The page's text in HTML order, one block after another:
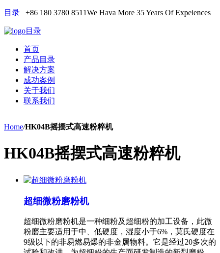
目录 +86 180 3780 8511We Hava More 35 Years Of Expeiences
目录
首页
产品目录
解决方案
成功案例
关于我们
联系我们
Home/HK04B摇摆式高速粉粹机
HK04B摇摆式高速粉粹机
超细微粉磨粉机
超细微粉磨粉机是一种细粉及超细粉的加工设备，此微
粉磨主要适用于中、低硬度，湿度小于6%，莫氏硬度在
9级以下的非易燃易爆的非金属物料。它是经过20多次的